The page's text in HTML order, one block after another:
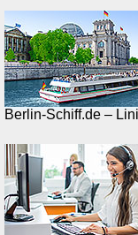
Berlin-Schiff.de –